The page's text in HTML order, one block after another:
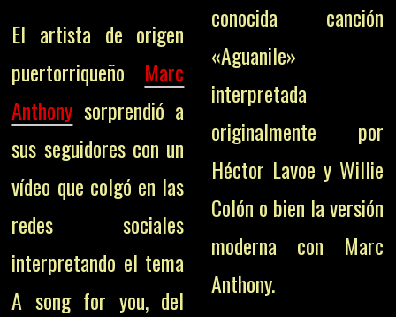
El artista de origen
puertorriqueño Marc
Anthony sorprendió a
sus seguidores con un
vídeo que colgó en las
redes sociales
interpretando el tema
A song for you, del
conocida canción
«Aguanile»
interpretada
originalmente por
Héctor Lavoe y Willie
Colón o bien la versión
moderna con Marc
Anthony.